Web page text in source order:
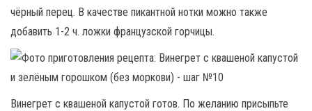
чёрный перец. В качестве пикантной нотки можно также
добавить 1-2 ч. ложки французской горчицы.
Винегрет с квашеной капустой готов. По желанию присыпьте